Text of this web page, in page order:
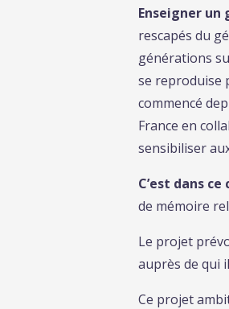
Enseigner un
rescapés du
générations
se reproduise
commencé
France en
sensibiliser
C’est dans
de mémoire
Le projet
auprès de qui
Ce projet